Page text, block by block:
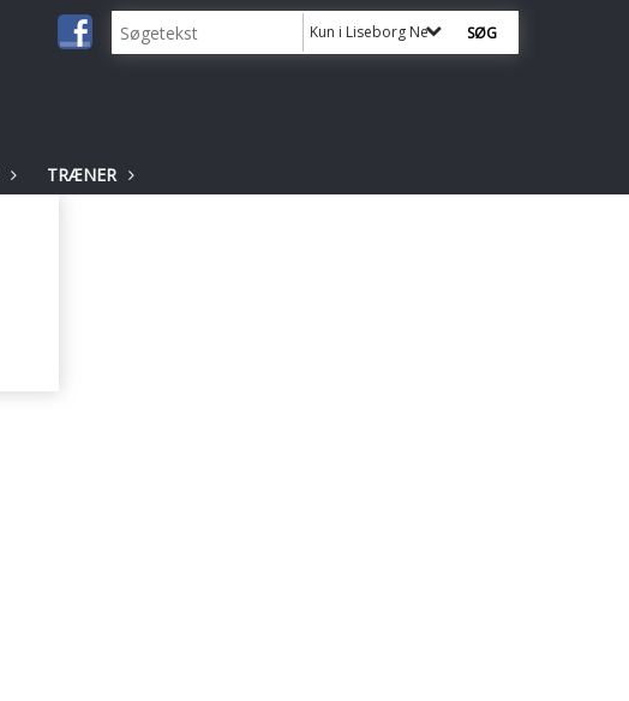
Kun i Liseborg News
TRÆNER